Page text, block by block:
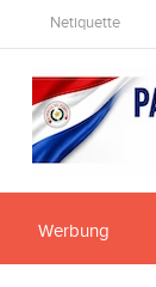
Netiquette
Werbung